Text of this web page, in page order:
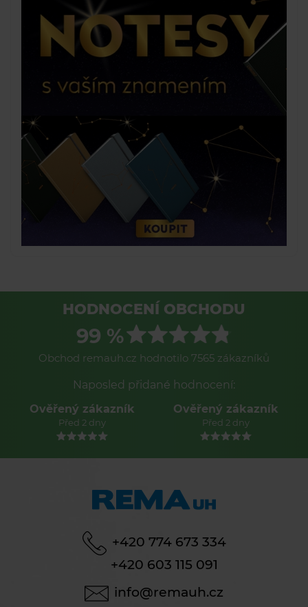
HODNOCENÍ OBCHODU
99 %
Obchod remauh.cz hodnotilo 7565 zákazníků
Naposled přidané hodnocení:
Ověřený zákazník
Před 2 dny
Ověřený zákazník
Před 2 dny
+420 774 673 334
+420 603 115 091
info@remauh.cz